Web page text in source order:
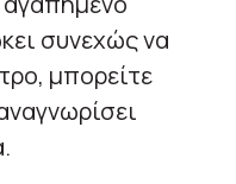
συνεχώς να
μπορείτε